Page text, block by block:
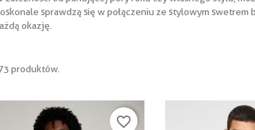
sprawdzą się w połączeniu ze stylowym
okazję.
produktów.
favorite_border